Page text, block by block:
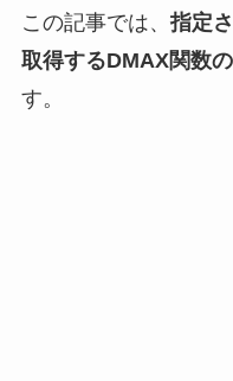
この記事では、 指定
取得するDMAX関数
す。